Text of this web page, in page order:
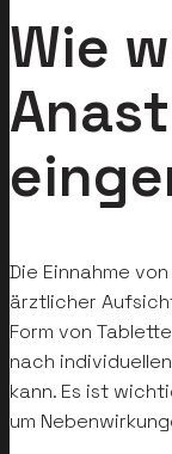
Wie
Die Einnahme
ärztlicher
Form von
nach
kann. Es ist
um